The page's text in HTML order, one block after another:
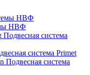
НВФ
Подвесная система
система Primet
Подвесная система